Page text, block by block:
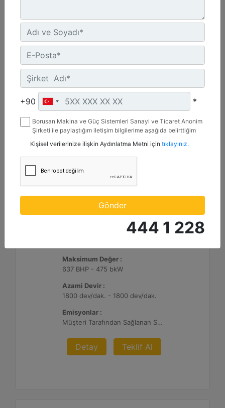
Azami Devir :
1800 dev/dak. - 1800 dev/dak.
%2 O2 Emisyon Değeri: Yalnızca İhracat
Detay Teklif Al
Maksimum Değer :
637 BHP - 475 bkW
Azami Devir :
1800 dev/dak. - 1800 dev/dak.
Emisyonlar :
Müşteri Tarafından Sağlanan SCR Atık Arıtma ile NSPS Saha Uyumluluğuna Sahiptir
Detay Teklif Al
+90 *
Borusan Makina ve Güç Sistemleri Sanayi ve Ticaret Anonim
Şirketi ile paylaştığım iletişim bilgilerime aşağıda belirttiğim
mesaj gönderilmesine izin veriyorum.
Kişisel verilerinize ilişkin Aydınlatma Metni için tıklayınız.
Gönder
444 1 228